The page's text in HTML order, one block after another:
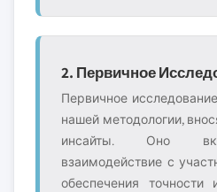
2. Первичное
Первичное
нашей методологии,
инсайты. Оно
взаимодействие с
обеспечения точности